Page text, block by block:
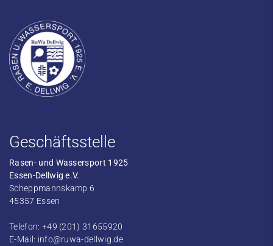
Geschäftsstelle
Rasen- und Wassersport 1925
Essen-Dellwig e.V.
Scheppmannskamp 6
45357 Essen
Telefon: +49 (201) 31655920
E-Mail: info@ruwa-dellwig.de